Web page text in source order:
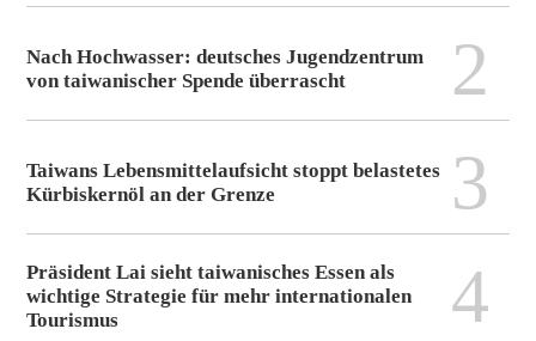
Nach Hochwasser: deutsches Jugendzentrum
von taiwanischer Spende überrascht
2
Taiwans Lebensmittelaufsicht stoppt belastetes
Kürbiskernöl an der Grenze
3
Präsident Lai sieht taiwanisches Essen als
wichtige Strategie für mehr internationalen
Tourismus
4